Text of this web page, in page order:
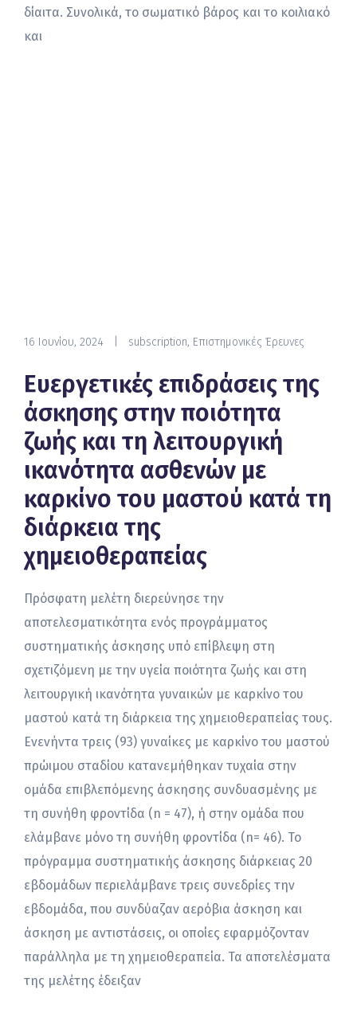
δίαιτα. Συνολικά, το σωματικό βάρος και το κοιλιακό
και
16 Ιουνίου, 2024 subscription, Επιστημονικές Έρευνες
Ευεργετικές επιδράσεις της
άσκησης στην ποιότητα
ζωής και τη λειτουργική
ικανότητα ασθενών με
καρκίνο του μαστού κατά τη
διάρκεια της
χημειοθεραπείας
Πρόσφατη μελέτη διερεύνησε την
αποτελεσματικότητα ενός προγράμματος
συστηματικής άσκησης υπό επίβλεψη στη
σχετιζόμενη με την υγεία ποιότητα ζωής και στη
λειτουργική ικανότητα γυναικών με καρκίνο του
μαστού κατά τη διάρκεια της χημειοθεραπείας τους.
Ενενήντα τρεις (93) γυναίκες με καρκίνο του μαστού
πρώιμου σταδίου κατανεμήθηκαν τυχαία στην
ομάδα επιβλεπόμενης άσκησης συνδυασμένης με
τη συνήθη φροντίδα (n = 47), ή στην ομάδα που
ελάμβανε μόνο τη συνήθη φροντίδα (n= 46). Το
πρόγραμμα συστηματικής άσκησης διάρκειας 20
εβδομάδων περιελάμβανε τρεις συνεδρίες την
εβδομάδα, που συνδύαζαν αερόβια άσκηση και
άσκηση με αντιστάσεις, οι οποίες εφαρμόζονταν
παράλληλα με τη χημειοθεραπεία. Τα αποτελέσματα
της μελέτης έδειξαν